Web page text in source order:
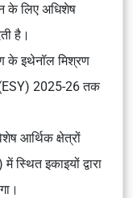
के लिए अधिशेष
है।
के इथेनॉल मिश्रण
(ESY) 2025-26 तक
आर्थिक क्षेत्रों
स्थित इकाइयों द्वारा